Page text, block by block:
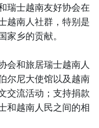
瑞士越南友好协会在
越南人社群，特别是
乡的贡献。
会和旅居瑞士越南人
尔尼大使馆以及越南
交流活动；支持捐款
和越南人民之间的相